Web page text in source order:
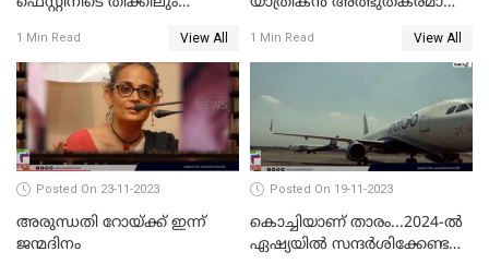
1 Min Read View All 1 Min Read View All
Posted On 23-11-2023
അരുന്ധതി റോയ്ക്ക് ഇന്ന്
ജന്മദിനം
Posted On 19-11-2023
കൊച്ചിയാണ് താരം...2024-ല്‍
ഏഷ്യയില്‍ സന്ദര്‍ശിക്കേണ്ട